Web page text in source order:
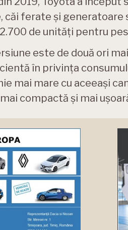
căi ferate și generatoare
de unități pentru
este de două ori
în privința
mai mare cu aceeași
compactă și mai